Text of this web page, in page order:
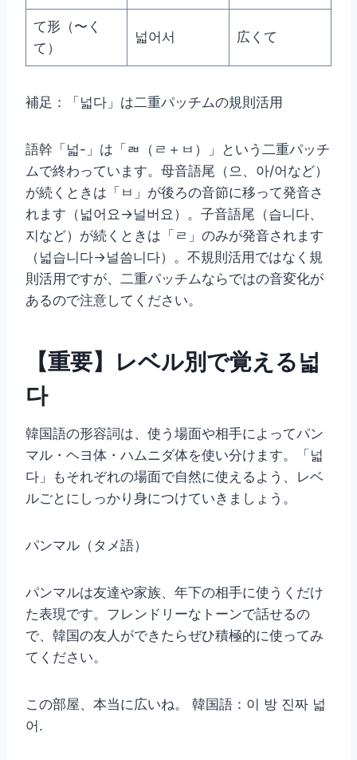
て形（〜く
て）
넓어서 広くて
補足：「넓다」は二重パッチムの規則活用
語幹「넓-」は「ㄼ（ㄹ＋ㅂ）」という二重パッチ
ムで終わっています。母音語尾（으、아/어など）
が続くときは「ㅂ」が後ろの音節に移って発音さ
れます（넓어요→널버요）。子音語尾（습니다、
지など）が続くときは「ㄹ」のみが発音されます
（넓습니다→널씀니다）。不規則活用ではなく規
則活用ですが、二重パッチムならではの音変化が
あるので注意してください。
【重要】レベル別で覚える넓
다
韓国語の形容詞は、使う場面や相手によってパン
マル・ヘヨ体・ハムニダ体を使い分けます。「넓
다」もそれぞれの場面で自然に使えるよう、レベ
ルごとにしっかり身につけていきましょう。
パンマル（タメ語）
パンマルは友達や家族、年下の相手に使うくだけ
た表現です。フレンドリーなトーンで話せるの
で、韓国の友人ができたらぜひ積極的に使ってみ
てください。
この部屋、本当に広いね。 韓国語：이 방 진짜 넓
어.